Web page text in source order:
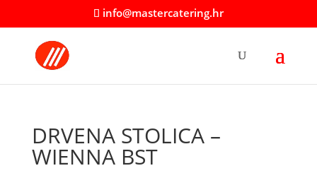
info@mastercatering.hr
DRVENA STOLICA –
WIENNA BST